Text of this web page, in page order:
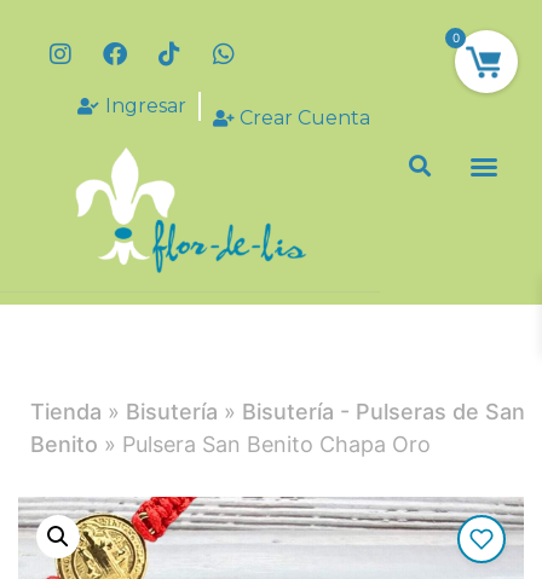
Ingresar
Crear Cuenta
Tienda » Bisutería » Bisutería - Pulseras de San
Benito » Pulsera San Benito Chapa Oro
0